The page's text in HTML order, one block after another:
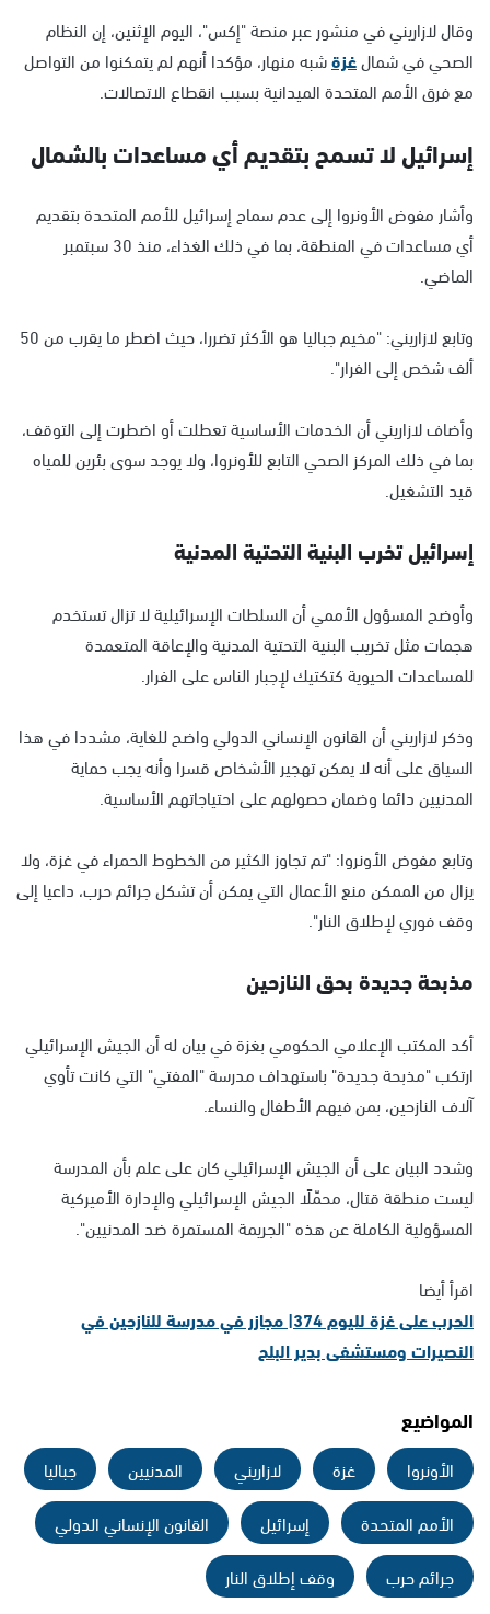
وقال لازاريني في منشور عبر منصة "إكس"، اليوم الإثنين، إن النظام
الصحي في شمالغزةشبه منهار، مؤكدا أنهم لم يتمكنوا من التواصل
مع فرق الأمم المتحدة الميدانية بسبب انقطاع الاتصالات.
إسرائيل لا تسمح بتقديم أي مساعدات بالشمال
وأشار مفوض الأونروا إلى عدم سماح إسرائيل للأمم المتحدة بتقديم
أي مساعدات في المنطقة، بما في ذلك الغذاء، منذ 30 سبتمبر
الماضي.
وتابع لازاريني: "مخيم جباليا هو الأكثر تضررا، حيث اضطر ما يقرب من 50
ألف شخص إلى الفرار".
وأضاف لازاريني أن الخدمات الأساسية تعطلت أو اضطرت إلى التوقف،
بما في ذلك المركز الصحي التابع للأونروا، ولا يوجد سوى بئرين للمياه
قيد التشغيل.
إسرائيل تخرب البنية التحتية المدنية
وأوضح المسؤول الأممي أن السلطات الإسرائيلية لا تزال تستخدم
هجمات مثل تخريب البنية التحتية المدنية والإعاقة المتعمدة
للمساعدات الحيوية كتكتيك لإجبار الناس على الفرار.
وذكر لازاريني أن القانون الإنساني الدولي واضح للغاية، مشددا في هذا
السياق على أنه لا يمكن تهجير الأشخاص قسرا وأنه يجب حماية
المدنيين دائما وضمان حصولهم على احتياجاتهم الأساسية.
وتابع مفوض الأونروا: "تم تجاوز الكثير من الخطوط الحمراء في غزة، ولا
يزال من الممكن منع الأعمال التي يمكن أن تشكل جرائم حرب، داعيا إلى
وقف فوري لإطلاق النار".
مذبحة جديدة بحق النازحين
أكد المكتب الإعلامي الحكومي بغزة في بيان له أن الجيش الإسرائيلي
ارتكب "مذبحة جديدة" باستهداف مدرسة "المفتي" التي كانت تأوي
آلاف النازحين، بمن فيهم الأطفال والنساء.
وشدد البيان على أن الجيش الإسرائيلي كان على علم بأن المدرسة
ليست منطقة قتال، محمّلًا الجيش الإسرائيلي والإدارة الأميركية
المسؤولية الكاملة عن هذه "الجريمة المستمرة ضد المدنيين".
اقرأ أيضا
الحرب على غزة لليوم 374| مجازر في مدرسة للنازحين في
النصيرات ومستشفى بدير البلح
المواضيع
الأونروا غزة لازاريني المدنيين
جباليا
الأمم المتحدة
إسرائيل
القانون الإنساني الدولي
جرائم حرب
وقف إطلاق النار